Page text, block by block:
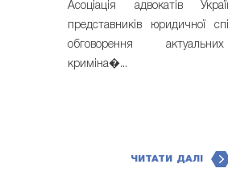
Асоціація адвокатів
представників юридичної
обговорення
криміна�...
ЧИТАТИ ДАЛІ